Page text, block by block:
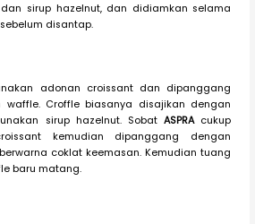
sirup hazelnut, dan didiamkan selama
disantap.
adonan croissant dan dipanggang
waffle. Croffle biasanya disajikan dengan
sirup hazelnut. Sobat ASPRAcukup
kemudian dipanggang dengan
coklat keemasan. Kemudian tuang
baru matang.